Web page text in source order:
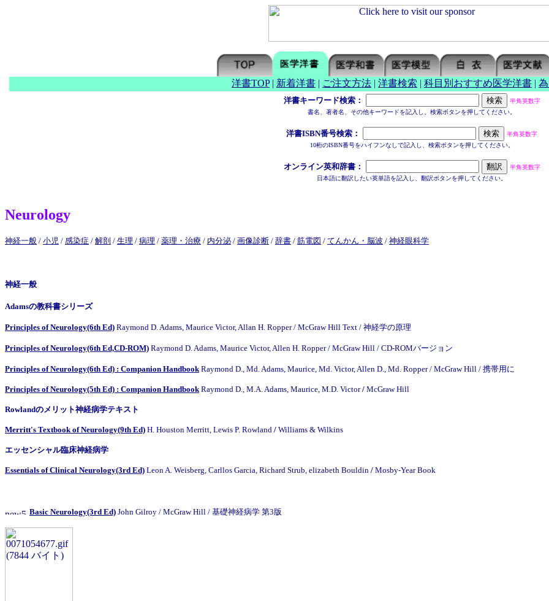
洋書TOP | 新着洋書 | ご注文方法 | 洋書検索 | 科目別おすすめ医学洋書 |
洋書キーワード検索：
半角英数字
書名、著者名、その他キーワードを記入し、検索ボタンを押してください。
洋書ISBN番号検索：
半角英数字
10桁のISBN番号をハイフンなしで記入し、検索ボタンを押してください。
オンライン英和辞書：
半角英数字
日本語に翻訳したい英単語を記入し、翻訳ボタンを押してください。
Neurology
神経一般 / 小児 / 感染症 / 解剖 / 生理 / 病理 / 薬理・治療 / 内分泌 / 画像診断 / 辞書 / 筋電図 / てんかん・脳波 / 神経眼科学
神経一般
Adamsの教科書シリーズ
Principles of Neurology(6th Ed) Raymond D. Adams, Maurice Victor, Allan H. Ropper / McGraw Hill Text / 神経学の原理
Principles of Neurology(6th Ed,CD-ROM) Raymond D. Adams, Maurice Victor, Allen H. Ropper / McGraw Hill / CD-ROMバージョン
Principles of Neurology(6th Ed) : Companion HandbookRaymond D., Md. Adams, Maurice, Md. Victor, Allen D., Md. Ropper / McGraw Hill / 携帯用に
Principles of Neurology(5th Ed) : Companion Handbook Raymond D., M.A. Adams, Maurice, M.D. Victor/ McGraw Hill
Rowlandのメリット神経病学テキスト
Merritt's Textbook of Neurology(9th Ed) H. Houston Merritt, Lewis P. Rowland / Williams & Wilkins
エッセンシャル臨床神経病学
Essentials of Clinical Neurology(3rd Ed) Leon A. Weisberg, Carllos Garcia, Richard Strub, elizabeth Bouldin / Mosby-Year Book
Basic Neurology(3rd Ed) John Gilroy / McGraw Hill / 基礎神経病学 第3版